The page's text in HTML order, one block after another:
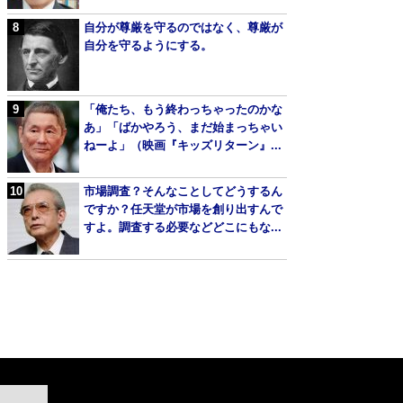
自分が尊厳を守るのではなく、尊厳が
自分を守るようにする。
「俺たち、もう終わっちゃったのかな
あ」「ばかやろう、まだ始まっちゃい
ねーよ」（映画『キッズリターン』...
市場調査？そんなことしてどうするん
ですか？任天堂が市場を創り出すんで
すよ。調査する必要などどこにもな...